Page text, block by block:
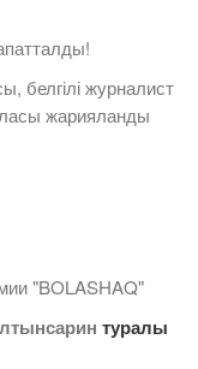
белгілі журналист
жарияланды
"BOLASHAQ"
туралы